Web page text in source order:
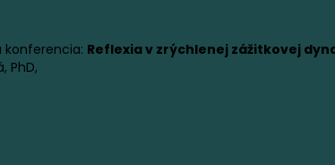
konferencia: Reflexia v zrýchlenej zážitkovej
PhD,